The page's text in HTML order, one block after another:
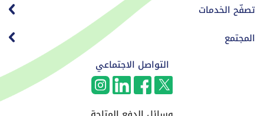
تصفّح الخدمات
المجتمع
التواصل الاجتماعي